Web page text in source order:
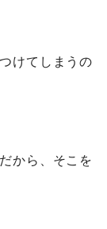
けてしまうの
から、そこを